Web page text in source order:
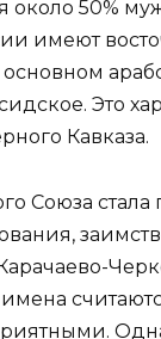
около 50%
имеют
Это
Кавказа.
Союза стала